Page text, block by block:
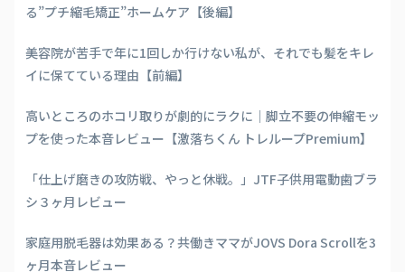
る”プチ縮毛矯正”ホームケア【後編】
美容院が苦手で年に1回しか行けない私が、それでも髪をキレ
イに保てている理由【前編】
高いところのホコリ取りが劇的にラクに｜脚立不要の伸縮モッ
プを使った本音レビュー【激落ちくん トレループPremium】
「仕上げ磨きの攻防戦、やっと休戦。」JTF子供用電動歯ブラ
シ３ヶ月レビュー
家庭用脱毛器は効果ある？共働きママがJOVS Dora Scrollを3
ヶ月本音レビュー